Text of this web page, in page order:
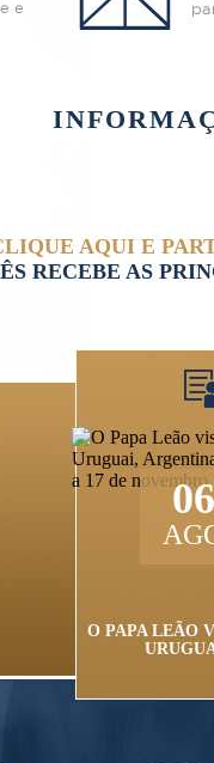
AQUI E
RECEBE AS
O